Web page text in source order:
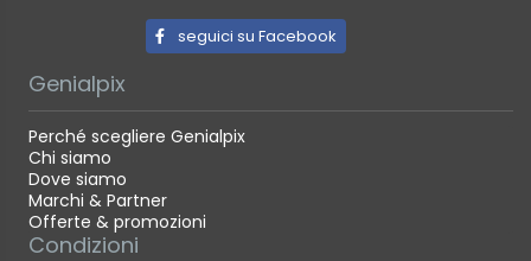
seguici su Facebook
Genialpix
Perché scegliere Genialpix
Chi siamo
Dove siamo
Marchi & Partner
Offerte & promozioni
Condizioni